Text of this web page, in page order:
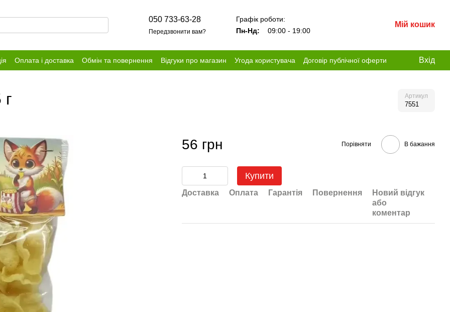
050 733-63-28
Передзвонити вам?
Графік роботи:
Пн-Нд:
09:00 - 19:00
Мій кошик
Оплата і доставка Обмін та повернення Відгуки про магазин Угода користувача Договір публічної оферти Вхід
Артикул
7551
56 грн Порівняти В бажання
Купити
Доставка Оплата Гарантія Повернення
Новий відгук
або
коментар